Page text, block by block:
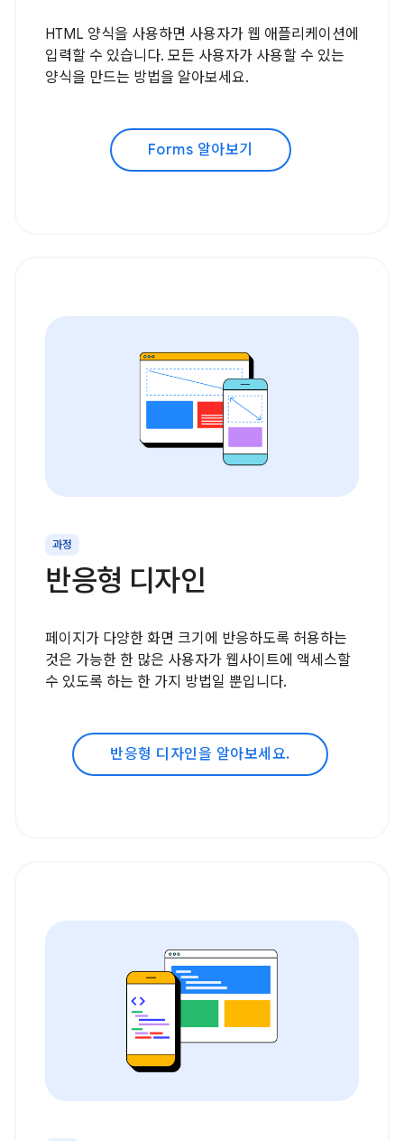
HTML 양식을 사용하면 사용자가 웹 애플리케이션에
입력할 수 있습니다. 모든 사용자가 사용할 수 있는
양식을 만드는 방법을 알아보세요.
Forms 알아보기
과정
반응형 디자인
페이지가 다양한 화면 크기에 반응하도록 허용하는
것은 가능한 한 많은 사용자가 웹사이트에 액세스할
수 있도록 하는 한 가지 방법일 뿐입니다.
반응형 디자인을 알아보세요.